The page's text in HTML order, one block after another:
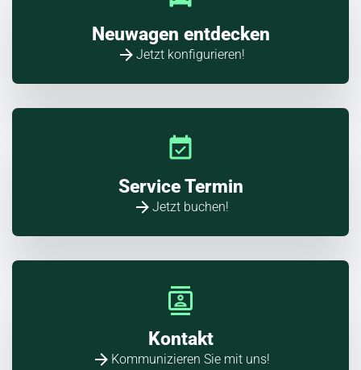
Neuwagen entdecken
Jetzt konfigurieren!
Service Termin
Jetzt buchen!
Kontakt
Kommunizieren Sie mit uns!